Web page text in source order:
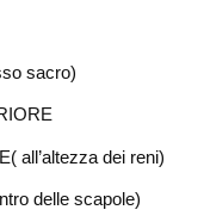
sacro)
all’altezza dei reni)
delle scapole)